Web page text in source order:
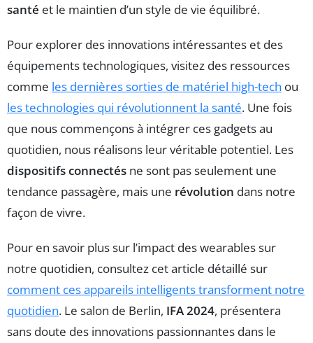
santé et le maintien d’un style de vie équilibré.
Pour explorer des innovations intéressantes et des
équipements technologiques, visitez des ressources
comme les dernières sorties de matériel high-tech ou
les technologies qui révolutionnent la santé. Une fois
que nous commençons à intégrer ces gadgets au
quotidien, nous réalisons leur véritable potentiel. Les
dispositifs connectés ne sont pas seulement une
tendance passagère, mais une révolution dans notre
façon de vivre.
Pour en savoir plus sur l’impact des wearables sur
notre quotidien, consultez cet article détaillé sur
comment ces appareils intelligents transforment notre
quotidien. Le salon de Berlin, IFA 2024, présentera
sans doute des innovations passionnantes dans le